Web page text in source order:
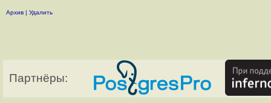
Архив | Удалить
Партнёры: